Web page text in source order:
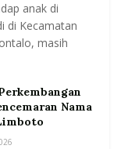
anak di
di Kecamatan
masih
Nama